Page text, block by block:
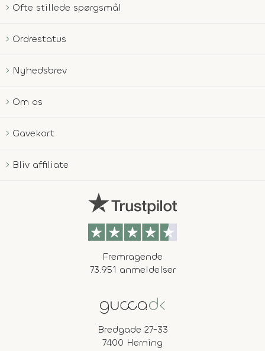
Ofte stillede spørgsmål
Ordrestatus
Nyhedsbrev
Om os
Gavekort
Bliv affiliate
Fremragende
73.951 anmeldelser
Bredgade 27-33
7400 Herning